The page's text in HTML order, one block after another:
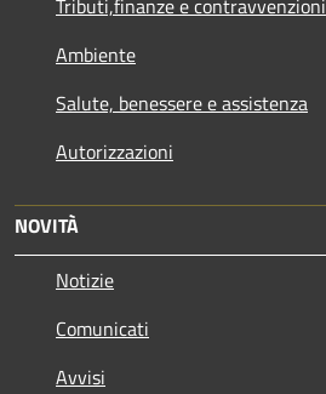
Tributi,finanze e contravvenzioni
Ambiente
Salute, benessere e assistenza
Autorizzazioni
NOVITÀ
Notizie
Comunicati
Avvisi